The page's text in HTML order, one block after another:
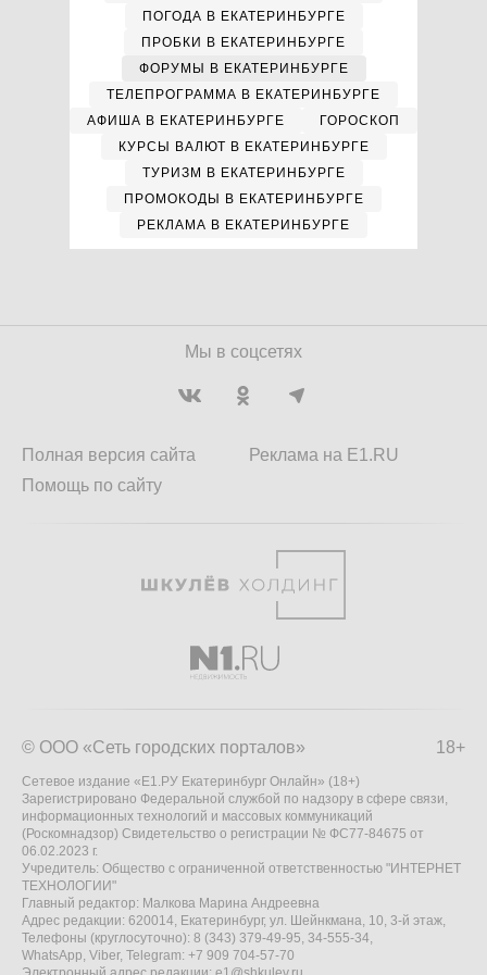
ПОГОДА В ЕКАТЕРИНБУРГЕ
ПРОБКИ В ЕКАТЕРИНБУРГЕ
ФОРУМЫ В ЕКАТЕРИНБУРГЕ
ТЕЛЕПРОГРАММА В ЕКАТЕРИНБУРГЕ
АФИША В ЕКАТЕРИНБУРГЕ
ГОРОСКОП
КУРСЫ ВАЛЮТ В ЕКАТЕРИНБУРГЕ
ТУРИЗМ В ЕКАТЕРИНБУРГЕ
ПРОМОКОДЫ В ЕКАТЕРИНБУРГЕ
РЕКЛАМА В ЕКАТЕРИНБУРГЕ
Мы в соцсетях
Полная версия сайта
Помощь по сайту
Реклама на E1.RU
18+
© ООО «Сеть городских порталов»
Сетевое издание «Е1.РУ Екатеринбург Онлайн» (18+)
Зарегистрировано Федеральной службой по надзору в сфере связи,
информационных технологий и массовых коммуникаций
(Роскомнадзор) Свидетельство о регистрации № ФС77-84675 от
06.02.2023 г.
Учредитель: Общество с ограниченной ответственностью "ИНТЕРНЕТ
ТЕХНОЛОГИИ"
Главный редактор: Малкова Марина Андреевна
Адрес редакции: 620014, Екатеринбург, ул. Шейнкмана, 10, 3-й этаж,
Телефоны (круглосуточно): 8 (343) 379-49-95, 34-555-34,
WhatsApp, Viber, Telegram: +7 909 704-57-70